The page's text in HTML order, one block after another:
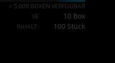
> 5.000 BOXEN VERFÜGBAR
VE
10 Box
INHALT: 100 Stück